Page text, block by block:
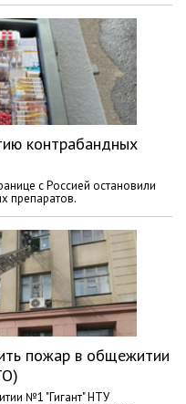
контрабандных
с Россией остановили
препаратов.
пожар в общежитии
№1 "Гигант" НТУ